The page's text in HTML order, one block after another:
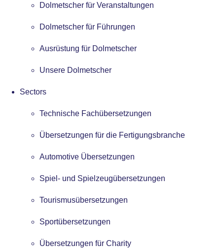
Dolmetscher für Veranstaltungen
Dolmetscher für Führungen
Ausrüstung für Dolmetscher
Unsere Dolmetscher
Sectors
Technische Fachübersetzungen
Übersetzungen für die Fertigungsbranche
Automotive Übersetzungen
Spiel- und Spielzeugübersetzungen
Tourismusübersetzungen
Sportübersetzungen
Übersetzungen für Charity